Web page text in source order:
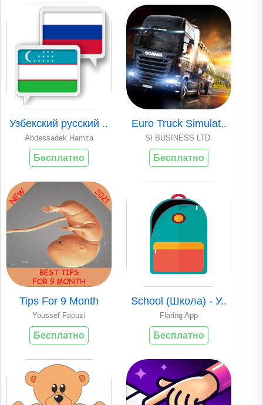
Узбекский русский ..
Abdessadek Hamza
Бесплатно
Euro Truck Simulat..
SI BUSINESS LTD.
Бесплатно
Tips For 9 Month
Youssef Faouzi
Бесплатно
School (Школа) - У..
Flaring App
Бесплатно